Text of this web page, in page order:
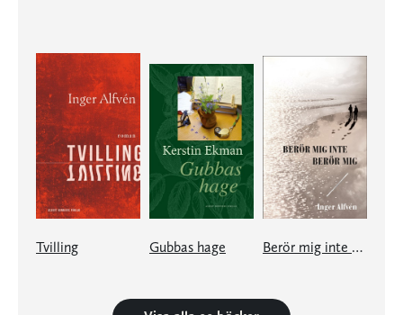
Tvilling Gubbas hage Berör mig inte Berör mig